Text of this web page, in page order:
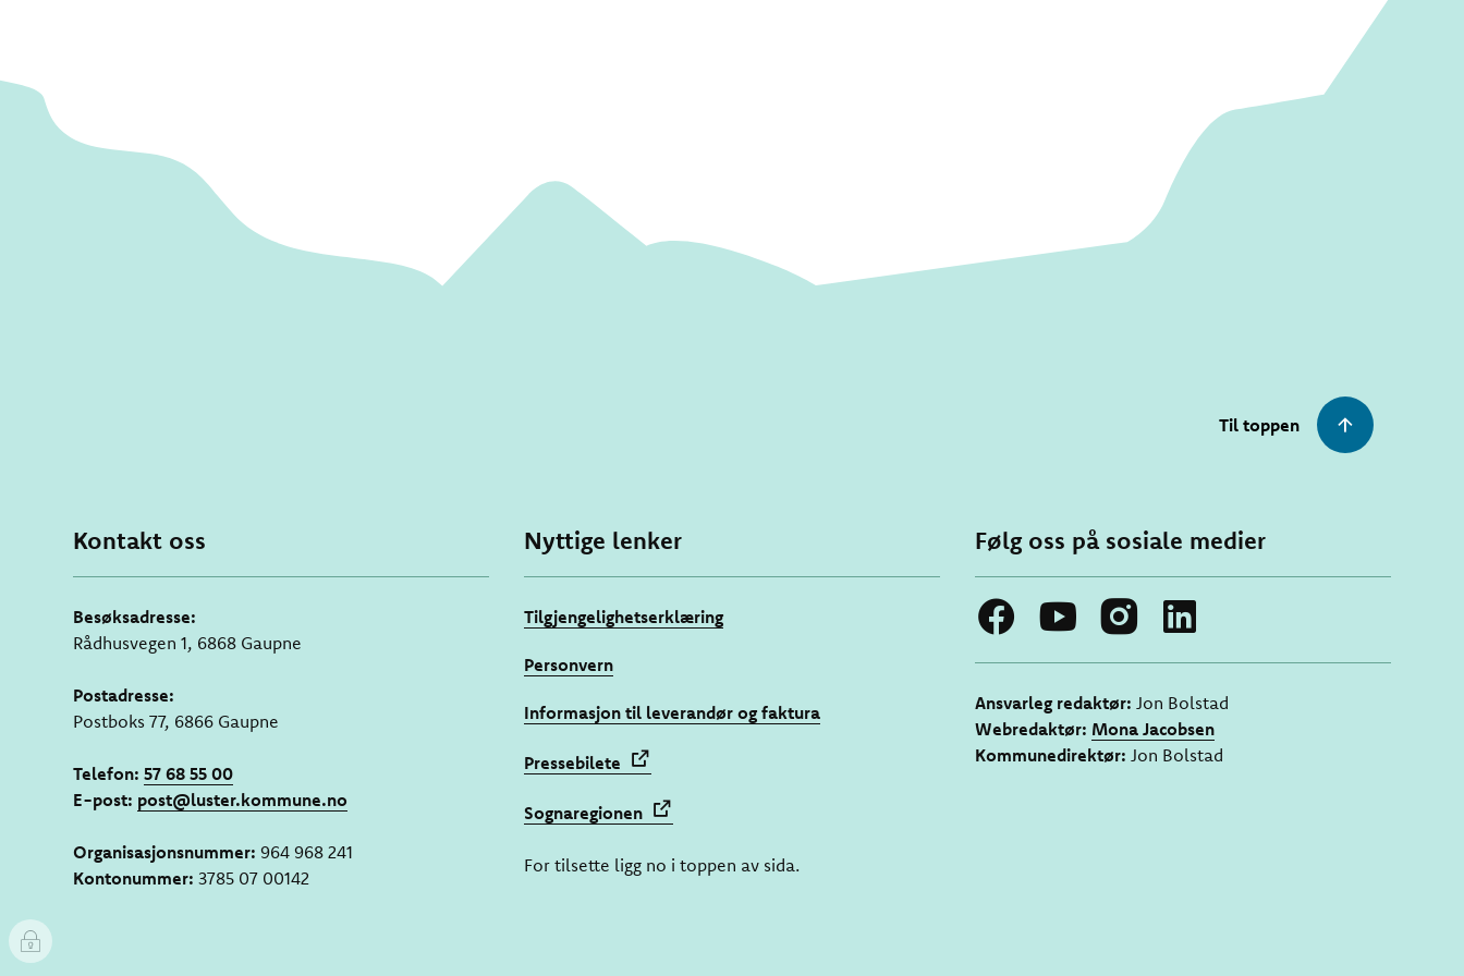
Til toppen
Kontakt oss
Besøksadresse:
Rådhusvegen 1, 6868 Gaupne
Postadresse:
Postboks 77, 6866 Gaupne
Telefon: 57 68 55 00
E-post: post@luster.kommune.no
Organisasjonsnummer: 964 968 241
Kontonummer: 3785 07 00142
Nyttige lenker
Tilgjengelighetserklæring
Personvern
Informasjon til leverandør og faktura
Pressebilete
Sognaregionen
For tilsette ligg no i toppen av sida.
Følg oss på sosiale medier
Ansvarleg redaktør: Jon Bolstad
Webredaktør: Mona Jacobsen
Kommunedirektør: Jon Bolstad
I